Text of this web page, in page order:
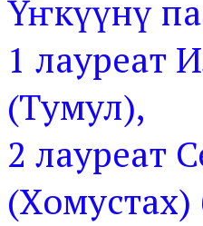
Үҥкүүнү
1 лауреат
(Тумул),
2 лауреат
(Хомустах)